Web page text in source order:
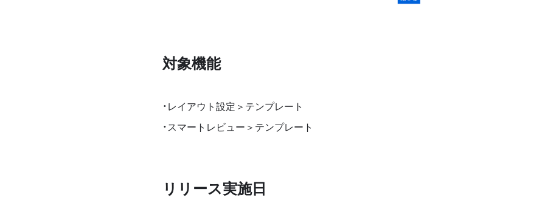
対象機能
・レイアウト設定＞テンプレート
・スマートレビュー＞テンプレート
リリース実施日